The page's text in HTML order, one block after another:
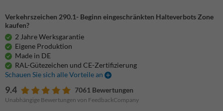
Verkehrszeichen 290.1- Beginn eingeschränkten Halteverbots Zone
kaufen?
2 Jahre Werksgarantie
Eigene Produktion
Made in DE
RAL-Gütezeichen und CE-Zertifizierung
Schauen Sie sich alle Vorteile an
9.4 7061 Bewertungen
Unabhängige Bewertungen von FeedbackCompany